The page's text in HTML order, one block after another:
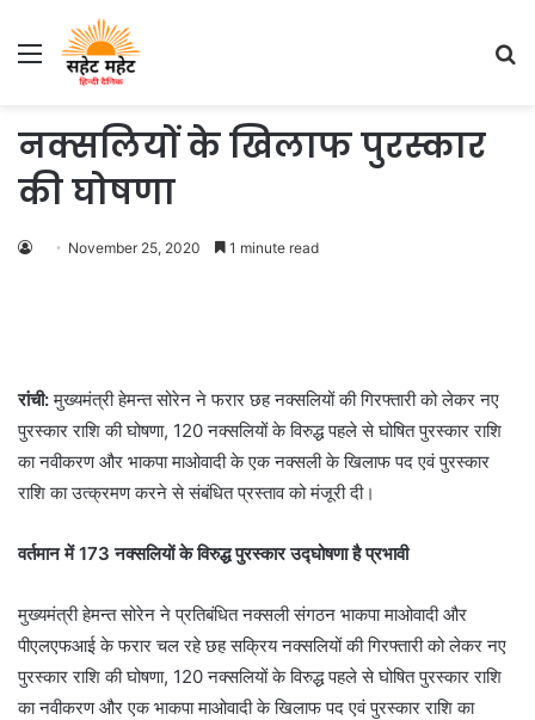
Menu
नक्सलियों के खिलाफ पुरस्कार
की घोषणा
November 25, 2020 1 minute read
रांची:मुख्यमंत्री हेमन्त सोरेन ने फरार छह नक्सलियों की गिरफ्तारी को लेकर नए
पुरस्कार राशि की घोषणा, 120 नक्सलियों के विरुद्ध पहले से घोषित पुरस्कार राशि
का नवीकरण और भाकपा माओवादी के एक नक्सली के खिलाफ पद एवं पुरस्कार
राशि का उत्क्रमण करने से संबंधित प्रस्ताव को मंजूरी दी।
वर्तमान में 173 नक्सलियों के विरुद्ध पुरस्कार उद्घोषणा है प्रभावी
मुख्यमंत्री हेमन्त सोरेन ने प्रतिबंधित नक्सली संगठन भाकपा माओवादी और
पीएलएफआई के फरार चल रहे छह सक्रिय नक्सलियों की गिरफ्तारी को लेकर नए
पुरस्कार राशि की घोषणा, 120 नक्सलियों के विरुद्ध पहले से घोषित पुरस्कार राशि
का नवीकरण और एक भाकपा माओवादी के खिलाफ पद एवं पुरस्कार राशि का